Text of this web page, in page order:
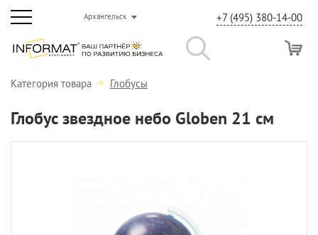
Архангельск +7 (495) 380-14-00
Категория товара Глобусы
Глобус звездное небо Globen 21 см